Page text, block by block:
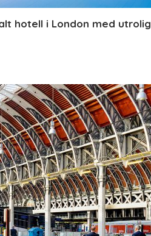
hotell i London med utrolig